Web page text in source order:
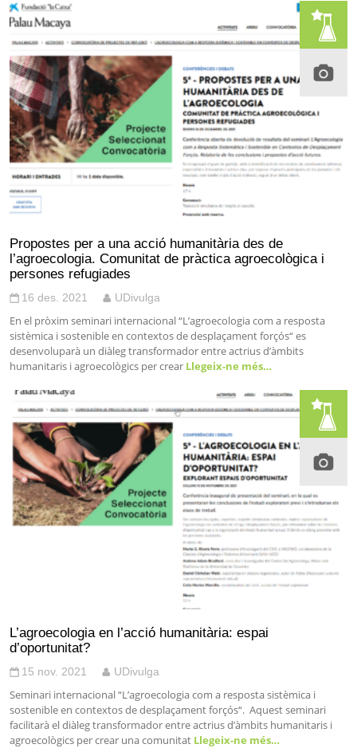
Propostes per a una acció humanitària des de
l’agroecologia. Comunitat de pràctica agroecològica i
persones refugiades
16 des. 2021 UDivulga
En el pròxim seminari internacional “L’agroecologia com a resposta
sistèmica i sostenible en contextos de desplaçament forçós“ es
desenvoluparà un diàleg transformador entre actrius d’àmbits
humanitaris i agroecològics per crear Llegeix-ne més…
L’agroecologia en l’acció humanitària: espai
d’oportunitat?
15 nov. 2021 UDivulga
Seminari internacional “L’agroecologia com a resposta sistèmica i
sostenible en contextos de desplaçament forçós“. Aquest seminari
facilitarà el diàleg transformador entre actrius d’àmbits humanitaris i
agroecològics per crear una comunitat Llegeix-ne més…